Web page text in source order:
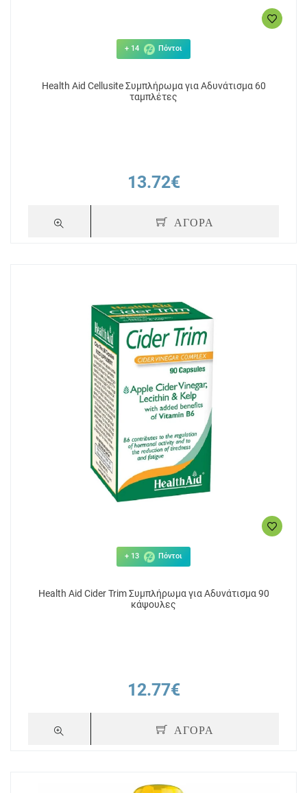
+ 14 Πόντοι
Health Aid Cellusite Συμπλήρωμα για Αδυνάτισμα 60
ταμπλέτες
13.72€
ΑΓΟΡΑ
+ 13 Πόντοι
Health Aid Cider Trim Συμπλήρωμα για Αδυνάτισμα 90
κάψουλες
12.77€
ΑΓΟΡΑ